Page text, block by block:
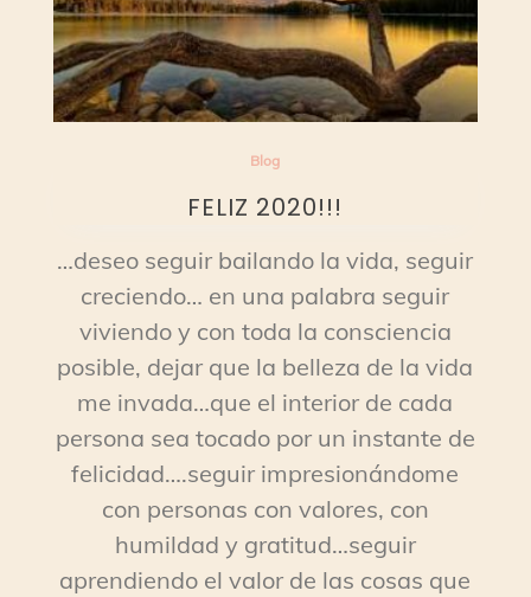
Blog
FELIZ 2020!!!
…deseo seguir bailando la vida, seguir
creciendo… en una palabra seguir
viviendo y con toda la consciencia
posible, dejar que la belleza de la vida
me invada…que el interior de cada
persona sea tocado por un instante de
felicidad….seguir impresionándome
con personas con valores, con
humildad y gratitud…seguir
aprendiendo el valor de las cosas que